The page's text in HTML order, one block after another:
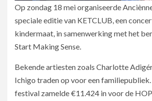
Op zondag 18 mei organiseerde
speciale editie van KETCLUB, een
kindermaat, in samenwerking met het
Start Making Sense.
Bekende artiesten zoals Charlotte
Ichigo traden op voor een
festival zamelde €11.424 in voor de